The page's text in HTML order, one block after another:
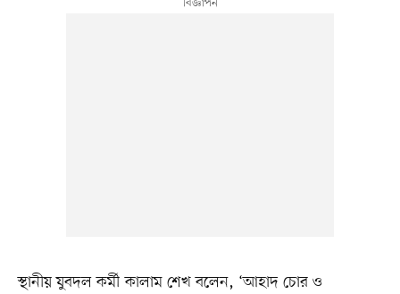
স্থানীয় যুবদল কর্মী কালাম শেখ বলেন, ‘আহাদ চোর ও